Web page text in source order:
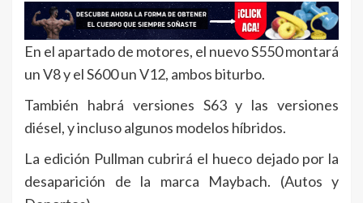
En el apartado de motores, el nuevo S550 montará
un V8 y el S600 un V12, ambos biturbo.
También habrá versiones S63 y las versiones
diésel, y incluso algunos modelos híbridos.
La edición Pullman cubrirá el hueco dejado por la
desaparición de la marca Maybach. (Autos y